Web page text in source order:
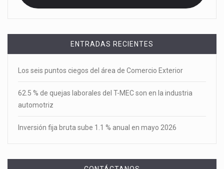
ENTRADAS RECIENTES
Los seis puntos ciegos del área de Comercio Exterior
62.5 % de quejas laborales del T-MEC son en la industria
automotriz
Inversión fija bruta sube 1.1 % anual en mayo 2026